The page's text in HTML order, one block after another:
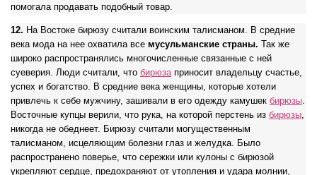
помогала продавать подобный товар.
12. На Востоке бирюзу считали воинским талисманом. В средние
века мода на нее охватила все мусульманские страны. Так же
широко распространялись многочисленные связанные с ней
суеверия. Люди считали, что бирюза приносит владельцу счастье,
успех и богатство. В средние века женщины, которые хотели
привлечь к себе мужчину, зашивали в его одежду камушек бирюзы
Восточные купцы верили, что рука, на которой перстень из бирюзы
никогда не обеднеет. Бирюзу считали могущественным
талисманом, исцеляющим болезни глаз и желудка. Было
распространено поверье, что сережки или кулоны с бирюзой
укрепляют сердце, предохраняют от утопления и удара молнии,